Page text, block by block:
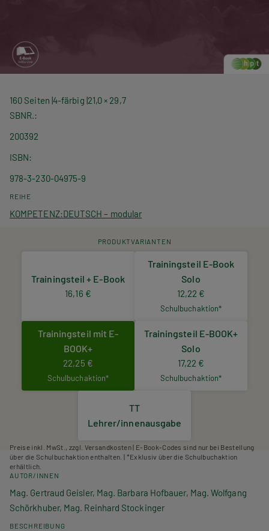
160 Seiten 4-färbig 21,0 × 29,7
SBNR.
200392
ISBN
978-3-230-04975-9
REIHE
KOMPETENZ:DEUTSCH – modular
PRODUKTVARIANTEN
Trainingsteil + E-Book
16,16 €
Trainingsteil E-Book
Solo
12,22 €
Schulbuchaktion*
Trainingsteil mit E-
BOOK+
22,25 €
Schulbuchaktion*
Trainingsteil E-BOOK+
Solo
17,22 €
Schulbuchaktion*
TT
Lehrer/innenausgabe
Preise inkl. MwSt., zzgl. Versandkosten | E-Book-Codes sind nur bei Bestellung
über die Schulbuchaktion enthalten. | *Exklusiv über die Schulbuchaktion
erhältlich.
AUTOR/INNEN
Mag. Gertraud Geisler, Mag. Barbara Hofbauer, Mag. Wolfgang
Schörkhuber, Mag. Reinhard Stockinger
BESCHREIBUNG